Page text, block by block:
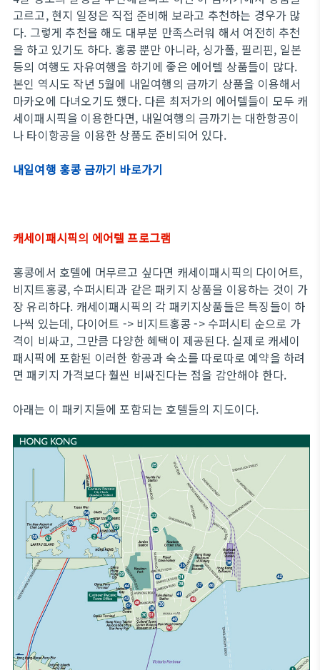
고르고, 현지 일정은 직접 준비해 보라고 추천하는 경우가 많
다. 그렇게 추천을 해도 대부분 만족스러워 해서 여전히 추천
을 하고 있기도 하다. 홍콩 뿐만 아니라, 싱가폴, 필리핀, 일본
등의 여행도 자유여행을 하기에 좋은 에어텔 상품들이 많다.
본인 역시도 작년 5월에 내일여행의 금까기 상품을 이용해서
마카오에 다녀오기도 했다. 다른 최저가의 에어텔들이 모두 캐
세이패시픽을 이용한다면, 내일여행의 금까기는 대한항공이
나 타이항공을 이용한 상품도 준비되어 있다.
내일여행 홍콩 금까기 바로가기
캐세이패시픽의 에어텔 프로그램
홍콩에서 호텔에 머무르고 싶다면 캐세이패시픽의 다이어트,
비지트홍콩, 수퍼시티과 같은 패키지 상품을 이용하는 것이 가
장 유리하다. 캐세이패시픽의 각 패키지상품들은 특징들이 하
나씩 있는데, 다이어트 -> 비지트홍콩 -> 수퍼시티 순으로 가
격이 비싸고, 그만큼 다양한 혜택이 제공된다. 실제로 캐세이
패시픽에 포함된 이러한 항공과 숙소를 따로따로 예약을 하려
면 패키지 가격보다 훨씬 비싸진다는 점을 감안해야 한다.
아래는 이 패키지들에 포함되는 호텔들의 지도이다.